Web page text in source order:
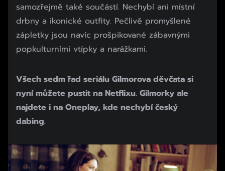
samozřejmě také součástí. Nechybí ani místní
drbny a ikonické outfity. Pečlivě promyšlené
zápletky jsou navíc prošpikované zábavnými
popkulturními vtípky a narážkami.
Všech sedm řad seriálu Gilmorova děvčata si
nyní můžete pustit na Netflixu. Gilmorky ale
najdete i na Oneplay, kde nechybí český
dabing.